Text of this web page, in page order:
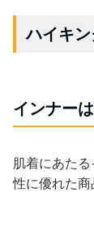
ハイキ
インナー
肌着にあた
性に優れた商